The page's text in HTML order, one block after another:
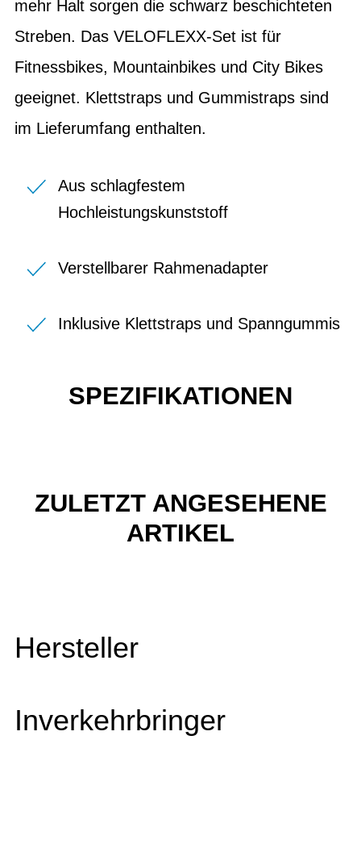
mehr Halt sorgen die schwarz beschichteten
Streben. Das VELOFLEXX-Set ist für
Fitnessbikes, Mountainbikes und City Bikes
geeignet. Klettstraps und Gummistraps sind
im Lieferumfang enthalten.
Aus schlagfestem
Hochleistungskunststoff
Verstellbarer Rahmenadapter
Inklusive Klettstraps und Spanngummis
SPEZIFIKATIONEN
ZULETZT ANGESEHENE
ARTIKEL
Hersteller
Inverkehrbringer